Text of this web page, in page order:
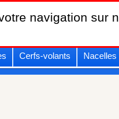
Cerfs-volants Nacelles
navigation sur